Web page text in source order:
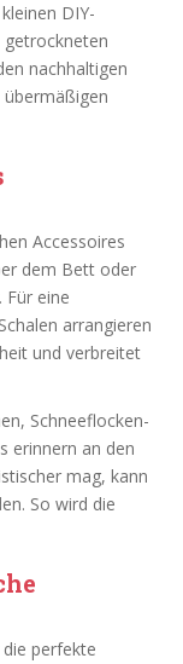
DIY-
getrockneten
nachhaltigen
übermäßigen
Accessoires
dem Bett oder
eine
arrangieren
und verbreitet
Schneeflocken-
erinnern an den
mag, kann
So wird die
perfekte